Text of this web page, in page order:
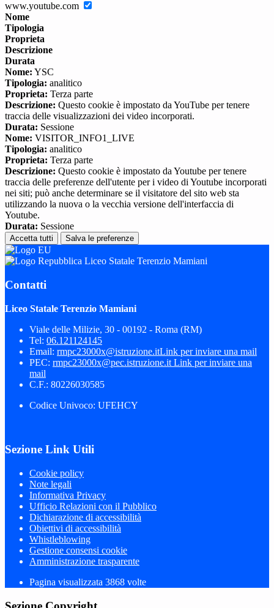
www.youtube.com
Nome
Tipologia
Proprieta
Descrizione
Durata
Nome: YSC
Tipologia: analitico
Proprieta: Terza parte
Descrizione: Questo cookie è impostato da YouTube per tenere
traccia delle visualizzazioni dei video incorporati.
Durata: Sessione
Nome: VISITOR_INFO1_LIVE
Tipologia: analitico
Proprieta: Terza parte
Descrizione: Questo cookie è impostato da Youtube per tenere
traccia delle preferenze dell'utente per i video di Youtube incorporati
nei siti; può anche determinare se il visitatore del sito web sta
utilizzando la nuova o la vecchia versione dell'interfaccia di
Youtube.
Durata: Sessione
Accetta tutti Salva le preferenze
Liceo Statale Terenzio Mamiani
Contatti
Liceo Statale Terenzio Mamiani
Viale delle Milizie, 30 - 00192 - Roma (RM)
Tel: 06.121124145
Email: rmpc23000x@istruzione.itLink per inviare una mail
PEC: rmpc23000x@pec.istruzione.it Link per inviare una
mail
C.F.: 80226030585
Codice Univoco: UFEHCY
Sezione Link Utili
Cookie policy
Note legali
Informativa Privacy
Ufficio Relazioni con il Pubblico
Dichiarazione di accessibilità
Obiettivi di accessibilità
Whistleblowing
Gestione consensi cookie
Amministrazione trasparente
Pagina visualizzata 3868 volte